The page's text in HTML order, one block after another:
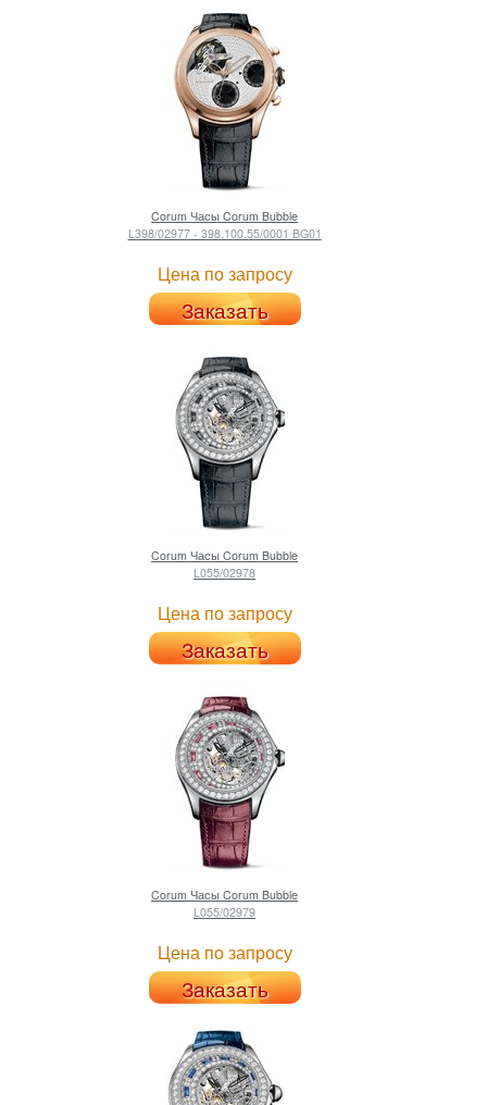
Corum Часы Corum Bubble
L398/02977 - 398.100.55/0001 BG01
Цена по запросу
Заказать
Corum Часы Corum Bubble
L055/02978
Цена по запросу
Заказать
Corum Часы Corum Bubble
L055/02979
Цена по запросу
Заказать